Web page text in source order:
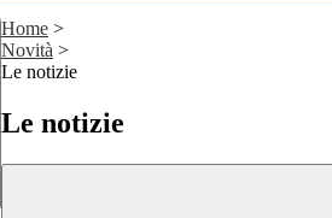
Home >
Novità >
Le notizie
Le notizie